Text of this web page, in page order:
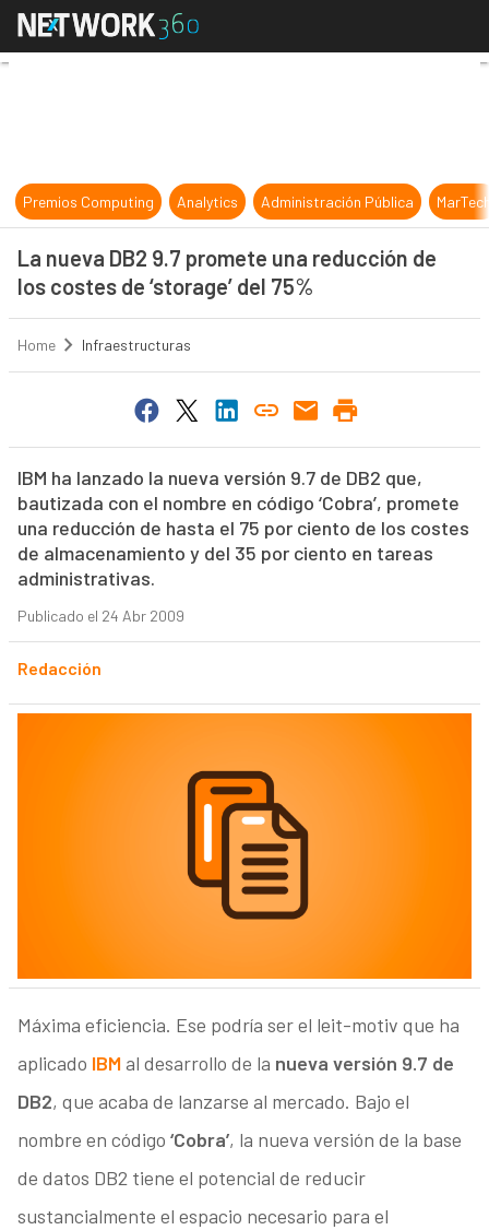
La nueva DB2 9.7 promete una
Premios Computing Analytics Administración Pública
La nueva DB2 9.7 promete una reducción de
los costes de ‘storage’ del 75%
Home Infraestructuras
IBM ha lanzado la nueva versión 9.7 de DB2 que,
bautizada con el nombre en código ‘Cobra’, promete
una reducción de hasta el 75 por ciento de los costes
de almacenamiento y del 35 por ciento en tareas
administrativas.
Publicado el 24 Abr 2009
Redacción
Máxima eficiencia. Ese podría ser el leit-motiv que ha
aplicado IBMal desarrollo de la nueva versión 9.7 de
DB2, que acaba de lanzarse al mercado. Bajo el
nombre en código ‘Cobra’, la nueva versión de la base
de datos DB2 tiene el potencial de reducir
sustancialmente el espacio necesario para el